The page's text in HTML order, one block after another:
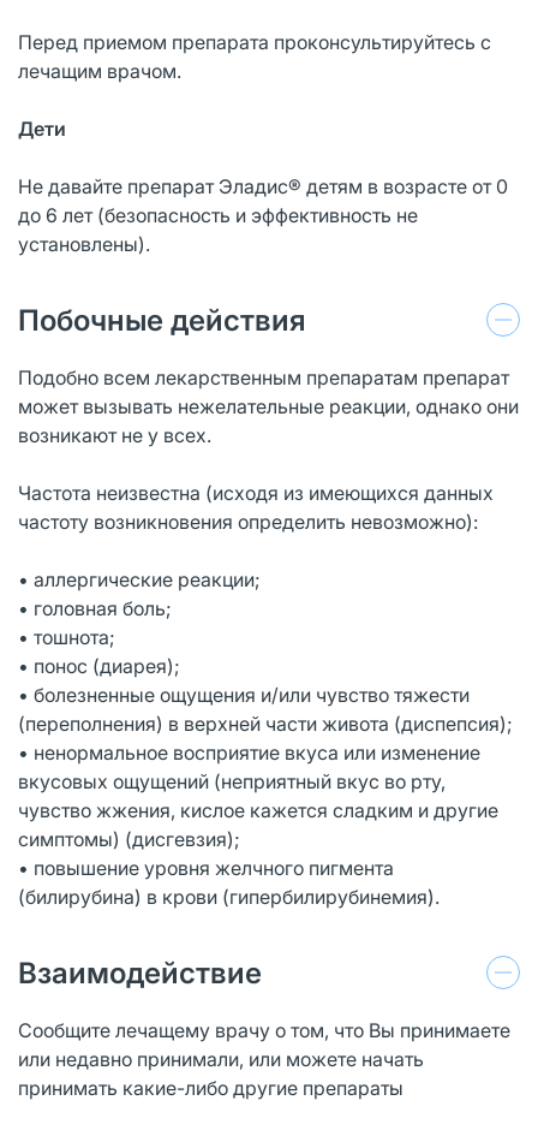
Перед приемом препарата проконсультируйтесь с
лечащим врачом.
Дети
Не давайте препарат Эладис® детям в возрасте от 0
до 6 лет (безопасность и эффективность не
установлены).
Побочные действия
Подобно всем лекарственным препаратам препарат
может вызывать нежелательные реакции, однако они
возникают не у всех.
Частота неизвестна (исходя из имеющихся данных
частоту возникновения определить невозможно):
• аллергические реакции;
• головная боль;
• тошнота;
• понос (диарея);
• болезненные ощущения и/или чувство тяжести
(переполнения) в верхней части живота (диспепсия);
• ненормальное восприятие вкуса или изменение
вкусовых ощущений (неприятный вкус во рту,
чувство жжения, кислое кажется сладким и другие
симптомы) (дисгевзия);
• повышение уровня желчного пигмента
(билирубина) в крови (гипербилирубинемия).
Взаимодействие
Сообщите лечащему врачу о том, что Вы принимаете
или недавно принимали, или можете начать
принимать какие-либо другие препараты